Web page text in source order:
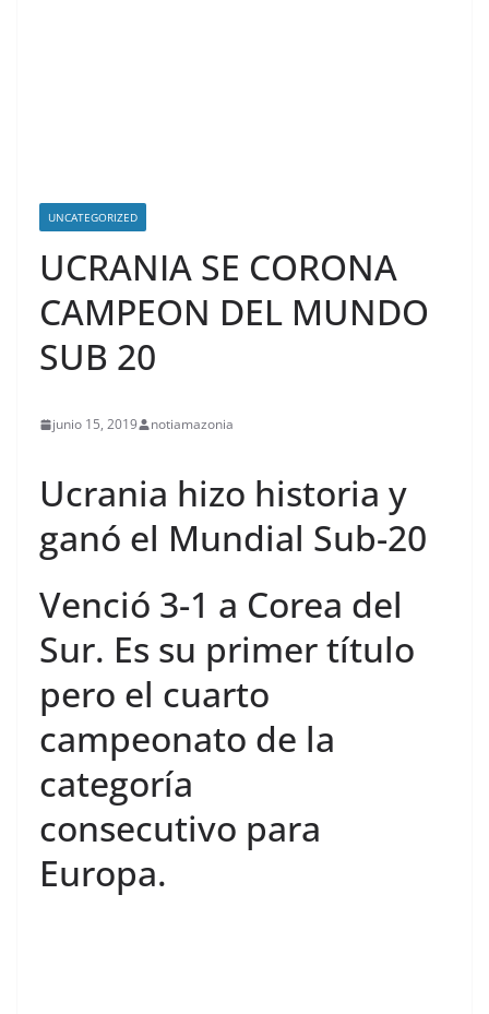
UNCATEGORIZED
UCRANIA SE CORONA
CAMPEON DEL MUNDO
SUB 20
junio 15, 2019 notiamazonia
Ucrania hizo historia y
ganó el Mundial Sub-20
Venció 3-1 a Corea del
Sur. Es su primer título
pero el cuarto
campeonato de la
categoría
consecutivo para
Europa.